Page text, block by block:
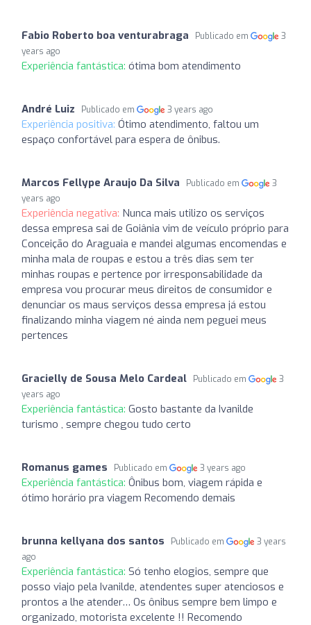
Fabio Roberto boa venturabraga Publicado em
3
years ago
Experiência fantástica: ótima bom atendimento
André Luiz Publicado em 3 years ago
Experiência positiva: Ótimo atendimento, faltou um
espaço confortável para espera de ônibus.
Marcos Fellype Araujo Da Silva Publicado em
3
years ago
Experiência negativa: Nunca mais utilizo os serviços
dessa empresa sai de Goiânia vim de veículo próprio para
Conceição do Araguaia e mandei algumas encomendas e
minha mala de roupas e estou a três dias sem ter
minhas roupas e pertence por irresponsabilidade da
empresa vou procurar meus direitos de consumidor e
denunciar os maus serviços dessa empresa já estou
finalizando minha viagem né ainda nem peguei meus
pertences
Gracielly de Sousa Melo Cardeal Publicado em
3
years ago
Experiência fantástica: Gosto bastante da Ivanilde
turismo , sempre chegou tudo certo
Romanus games Publicado em 3 years ago
Experiência fantástica: Ônibus bom, viagem rápida e
ótimo horário pra viagem Recomendo demais
brunna kellyana dos santos Publicado em
3 years
ago
Experiência fantástica: Só tenho elogios, sempre que
posso viajo pela Ivanilde, atendentes super atenciosos e
prontos a lhe atender… Os ônibus sempre bem limpo e
organizado, motorista excelente !! Recomendo